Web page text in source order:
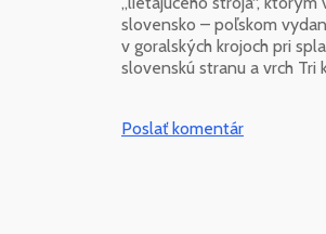
slovensko – poľskom
v goralských krojoch pri
slovenskú stranu a vrch Tri
Poslať komentár